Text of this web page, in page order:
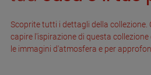
Scoprite tutti i dettagli della collezione.
capire l'ispirazione di questa
le immagini d'atmosfera e per